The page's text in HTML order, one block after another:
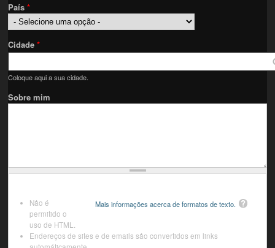
País*
Cidade*
Coloque aqui a sua cidade.
Sobre mim
Mais informações acerca de formatos de texto.
Não é
permitido o
uso de HTML.
Endereços de sites e de emails são convertidos em links